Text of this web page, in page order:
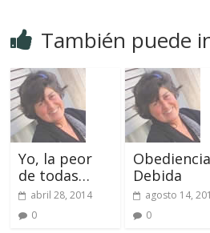
También puede
Yo, la peor
de todas…
abril 28, 2014
0
Obediencia
Debida
agosto 14,
0